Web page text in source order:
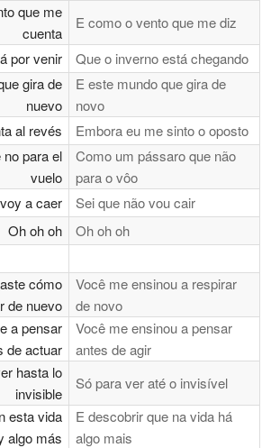
que me
cuenta
E como o vento que me diz
por venir
Que o inverno está chegando
gira de
nuevo
E este mundo que gira de
novo
al revés
Embora eu me sinto o oposto
para el
vuelo
Como um pássaro que não
para o vôo
a caer
Sei que não vou cair
Oh oh oh
Oh oh oh
cómo
de nuevo
Você me ensinou a respirar
de novo
a pensar
de actuar
Você me ensinou a pensar
antes de agir
hasta lo
invisible
Só para ver até o invisível
esta vida
algo más
E descobrir que na vida há
algo mais